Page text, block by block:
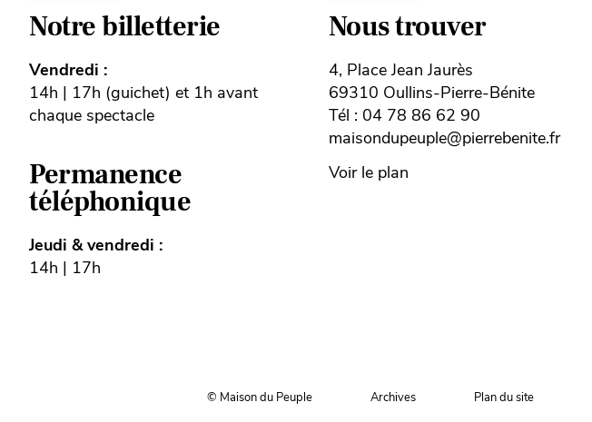
Notre billetterie
Vendredi :
14h | 17h (guichet) et 1h avant
chaque spectacle
Permanence
téléphonique
Jeudi & vendredi :
14h | 17h
Nous trouver
4, Place Jean Jaurès
69310 Oullins-Pierre-Bénite
Tél : 04 78 86 62 90
maisondupeuple@pierrebenite.fr
Voir le plan
© Maison du Peuple Archives Plan du site